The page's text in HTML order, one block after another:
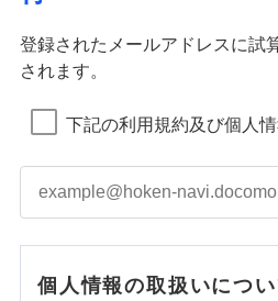
登録されたメールアドレスに試
されます。
下記の利用規約及び個人
個人情報の取扱いについ